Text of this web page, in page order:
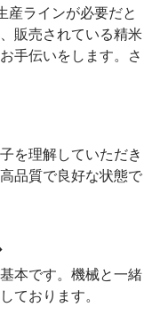
産ラインが必要だと
販売されている精米
手伝いをします。さ
を理解していただき
品質で良好な状態で
本です。機械と一緒
ております。